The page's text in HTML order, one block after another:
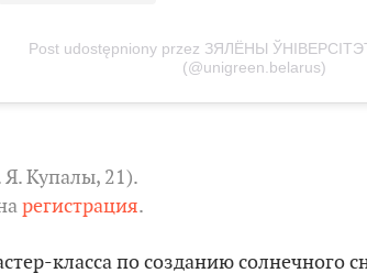
Post udostępniony przez ЗЯЛЁНЫ
(@unigreen.belarus)
Я. Купалы, 21).
регистрация.
класса по созданию солнечного